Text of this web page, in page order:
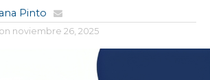
Pinto
noviembre 26, 2025